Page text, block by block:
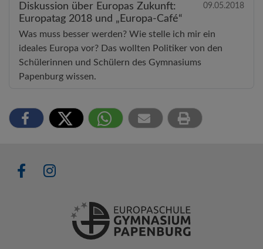
Diskussion über Europas Zukunft:
Europatag 2018 und „Europa-Café“
09.05.2018
Was muss besser werden? Wie stelle ich mir ein
ideales Europa vor? Das wollten Politiker von den
Schülerinnen und Schülern des Gymnasiums
Papenburg wissen.